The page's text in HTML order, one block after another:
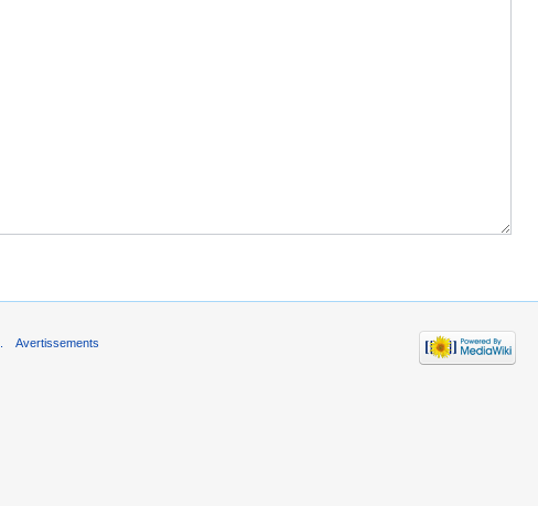
Avertissements